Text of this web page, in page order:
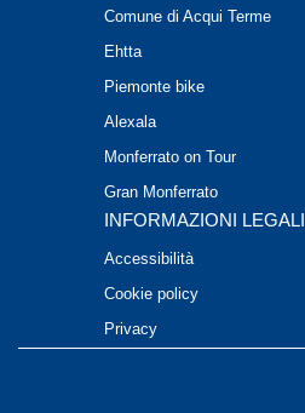
Comune di Acqui Terme
Ehtta
Piemonte bike
Alexala
Monferrato on Tour
Gran Monferrato
INFORMAZIONI LEGALI
Accessibilità
Cookie policy
Privacy